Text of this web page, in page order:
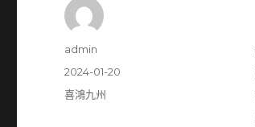
作
admin
發
佈
2024-01-20
分
喜鴻九州